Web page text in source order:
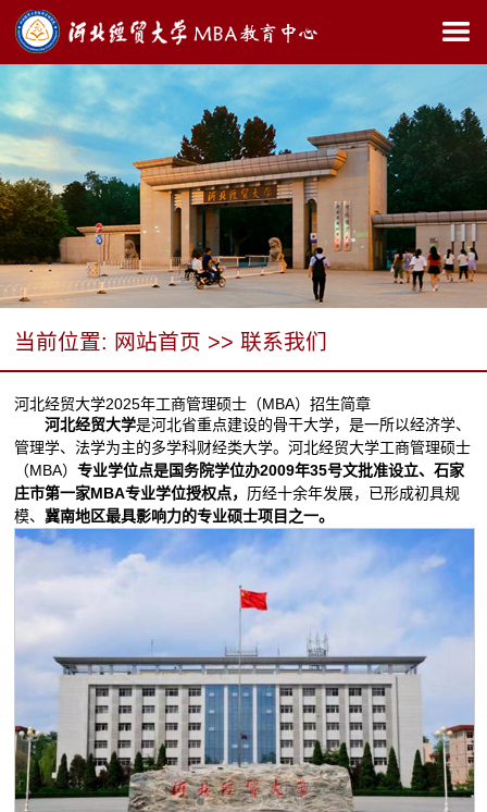
当前位置: 网站首页 >> 联系我们
河北经贸大学2025年工商管理硕士（MBA）招生简章
河北经贸大学是河北省重点建设的骨干大学，是一所以经济学、
管理学、法学为主的多学科财经类大学。河北经贸大学工商管理硕士
（MBA）专业学位点是国务院学位办2009年35号文批准设立、石家
庄市第一家MBA专业学位授权点， 历经十余年发展，已形成初具规
模、冀南地区最具影响力的专业硕士项目之一。